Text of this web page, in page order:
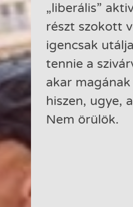
„liberális”
részt szokott
igencsak
tennie a
akar
hiszen, ugye,
Nem örülök.